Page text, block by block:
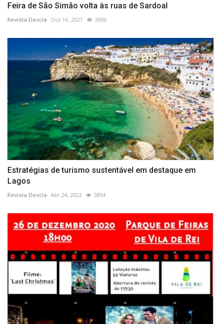
Feira de São Simão volta às ruas de Sardoal
Revista Descla Out 16, 2021 3506
Estratégias de turismo sustentável em destaque em
Lagos
Revista Descla Abr 24, 2022 3854